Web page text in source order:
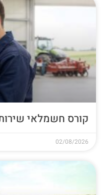
קורס חשמלאי
02/08/2026